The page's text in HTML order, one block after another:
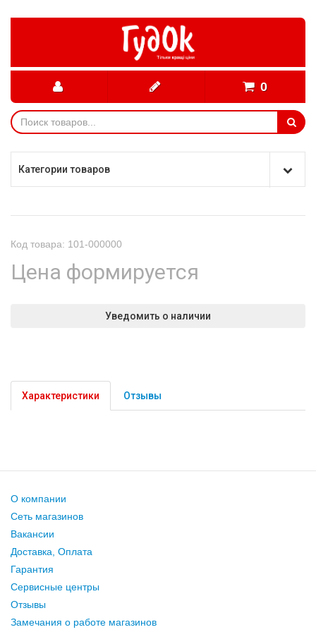
0
Категории товаров
Код товара: 101-000000
Цена формируется
Уведомить о наличии
Характеристики Отзывы
О компании
Сеть магазинов
Вакансии
Доставка, Оплата
Гарантия
Сервисные центры
Отзывы
Замечания о работе магазинов